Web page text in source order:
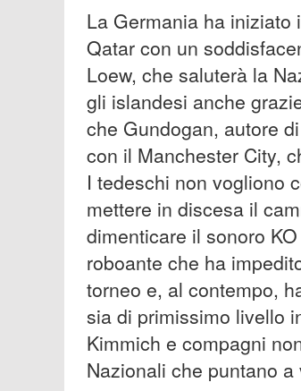
La Germania ha iniziato
Qatar con un
Loew, che saluterà la
gli islandesi anche
che Gundogan, autore
con il Manchester City,
I tedeschi non vogliono
mettere in discesa il
dimenticare il sonoro
roboante che ha
torneo e, al contempo,
sia di primissimo livello
Kimmich e compagni
Nazionali che puntano